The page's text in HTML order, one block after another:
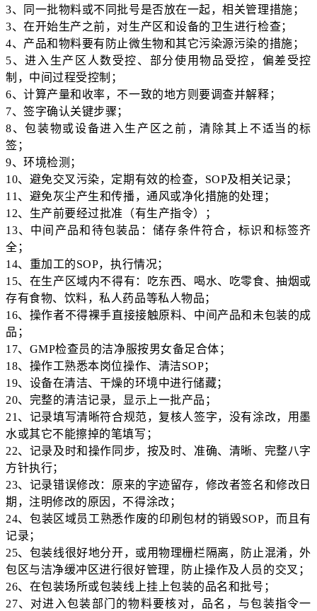
3、同一批物料或不同批号是否放在一起，相关管理措施；
3、在开始生产之前，对生产区和设备的卫生进行检查；
4、产品和物料要有防止微生物和其它污染源污染的措施；
5、进入生产区人数受控、部分使用物品受控，偏差受控
制，中间过程受控制；
6、计算产量和收率，不一致的地方则要调查并解释；
7、签字确认关键步骤；
8、包装物或设备进入生产区之前，清除其上不适当的标
签；
9、环境检测；
10、避免交叉污染，定期有效的检查，SOP及相关记录；
11、避免灰尘产生和传播，通风或净化措施的处理；
12、生产前要经过批准（有生产指令）；
13、中间产品和待包装品：储存条件符合，标识和标签齐
全；
14、重加工的SOP，执行情况；
15、在生产区域内不得有：吃东西、喝水、吃零食、抽烟或
存有食物、饮料，私人药品等私人物品；
16、操作者不得裸手直接接触原料、中间产品和未包装的成
品；
17、GMP检查员的洁净服按男女备足合体；
18、操作工熟悉本岗位操作、清洁SOP；
19、设备在清洁、干燥的环境中进行储藏；
20、完整的清洁记录，显示上一批产品；
21、记录填写清晰符合规范，复核人签字，没有涂改，用墨
水或其它不能擦掉的笔填写；
22、记录及时和操作同步，按及时、准确、清晰、完整八字
方针执行；
23、记录错误修改：原来的字迹留存，修改者签名和修改日
期，注明修改的原因，不得涂改；
24、包装区域员工熟悉作废的印刷包材的销毁SOP，而且有
记录；
25、包装线很好地分开，或用物理栅栏隔离，防止混淆，外
包区与洁净缓冲区进行很好管理，防止操作及人员的交叉；
26、在包装场所或包装线上挂上包装的品名和批号；
27、对进入包装部门的物料要核对，品名，与包装指令一